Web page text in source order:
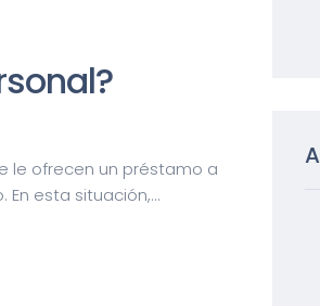
le ofrecen un préstamo a
esta situación,...